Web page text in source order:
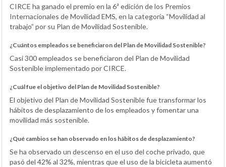
CIRCE ha ganado el premio en la 6ª edición de los Premios
Internacionales de Movilidad EMS, en la categoría “Movilidad al
trabajo” por su Plan de Movilidad Sostenible.
¿Cuántos empleados se beneficiaron del Plan de Movilidad Sostenible?
Casi 300 empleados se beneficiaron del Plan de Movilidad
Sostenible implementado por CIRCE.
¿Cuál fue el objetivo del Plan de Movilidad Sostenible?
El objetivo del Plan de Movilidad Sostenible fue transformar los
hábitos de desplazamiento de los empleados y fomentar una
movilidad más sostenible.
¿Qué cambios se han observado en los hábitos de desplazamiento?
Se ha observado un descenso en el uso del coche privado, que
pasó del 42% al 32%, mientras que el uso de la bicicleta aumentó